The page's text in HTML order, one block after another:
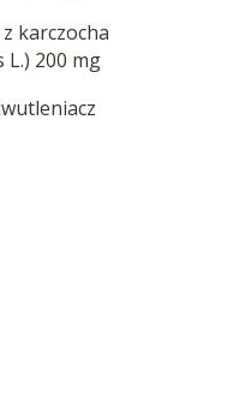
karczocha
L.) 200 mg